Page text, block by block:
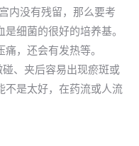
内没有残留，那么要考
细菌的很好的培养基。
，还会有发热等。
、夹后容易出现瘀斑或
不是太好，在药流或人流